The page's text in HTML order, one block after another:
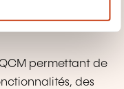
EST-
permettant de
des